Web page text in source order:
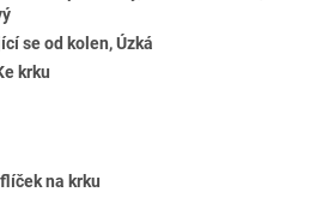
se od kolen, Úzká
krku
na krku